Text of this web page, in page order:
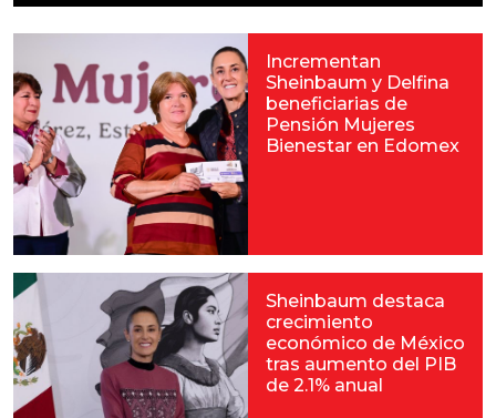
Incrementan
Sheinbaum y Delfina
beneficiarias de
Pensión Mujeres
Bienestar en Edomex
Sheinbaum destaca
crecimiento
económico de México
tras aumento del PIB
de 2.1% anual